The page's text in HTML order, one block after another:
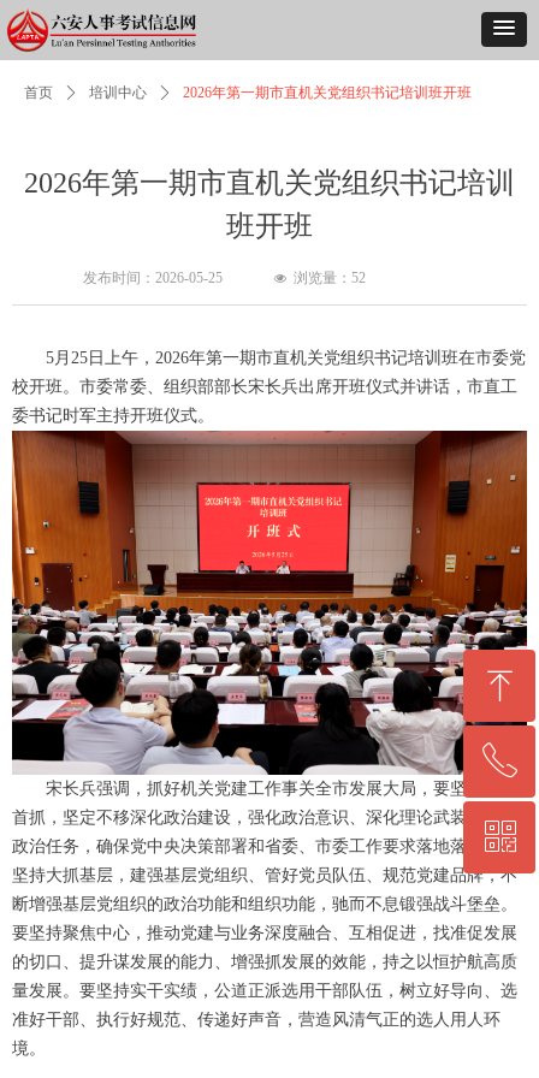
2026年第一期市直机关党组织书记培训
班开班
5月25日上午，2026年第一期市直机关党组织书记培训班在市委党
校开班。市委常委、组织部部长宋长兵出席开班仪式并讲话，市直工
委书记时军主持开班仪式。
宋长兵强调，抓好机关党建工作事关全市发展大局，要坚持首要
首抓，坚定不移深化政治建设，强化政治意识、深化理论武装、落实
政治任务，确保党中央决策部署和省委、市委工作要求落地落实。要
坚持大抓基层，建强基层党组织、管好党员队伍、规范党建品牌，不
断增强基层党组织的政治功能和组织功能，驰而不息锻强战斗堡垒。
要坚持聚焦中心，推动党建与业务深度融合、互相促进，找准促发展
的切口、提升谋发展的能力、增强抓发展的效能，持之以恒护航高质
量发展。要坚持实干实绩，公道正派选用干部队伍，树立好导向、选
准好干部、执行好规范、传递好声音，营造风清气正的选人用人环
境。
首页 ꄲ 培训中心 ꄲ 2026年第一期市直机关党组织书记培训班开班
发布时间： 2026-05-25 넶 浏览量： 52
ꁸ
回到顶部
ꂅ
0564-5330860
ꀥ
微信二维码